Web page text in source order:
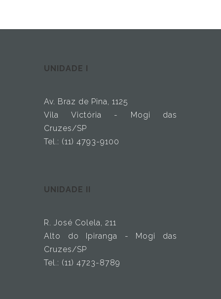
UNIDADE I
Av. Braz de Pina, 1125
Vila Victória - Mogi das
Cruzes/SP
Tel.: (11) 4793-9100
UNIDADE II
R. José Colela, 211
Alto do Ipiranga - Mogi das
Cruzes/SP
Tel.: (11) 4723-8789